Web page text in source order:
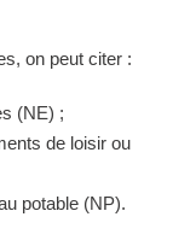
on peut citer :
(NE) ;
de loisir ou
potable (NP).